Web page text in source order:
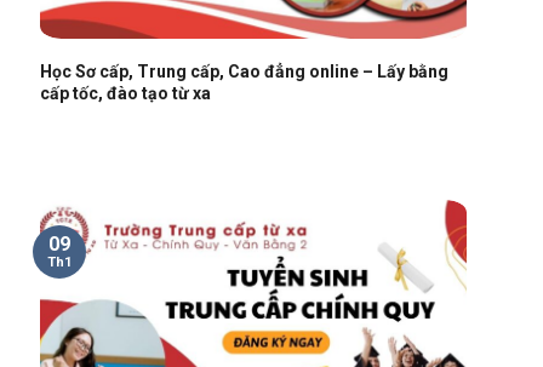
Học Sơ cấp, Trung cấp, Cao đẳng online – Lấy bằng
cấp tốc, đào tạo từ xa
09
Th1